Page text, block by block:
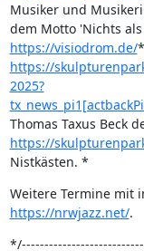
Musiker und
https://visiodrom.de/
https://
2025?
https://
Nistkästen. *
https://nrwjazz.net/.